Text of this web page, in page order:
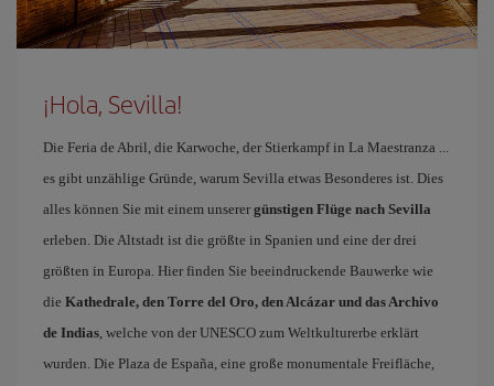
¡Hola, Sevilla!
Die Feria de Abril, die Karwoche, der Stierkampf in La Maestranza ...
es gibt unzählige Gründe, warum Sevilla etwas Besonderes ist. Dies
alles können Sie mit einem unserer günstigen Flüge nach Sevilla
erleben. Die Altstadt ist die größte in Spanien und eine der drei
größten in Europa. Hier finden Sie beeindruckende Bauwerke wie
die Kathedrale, den Torre del Oro, den Alcázar und das Archivo
de Indias, welche von der UNESCO zum Weltkulturerbe erklärt
wurden. Die Plaza de España, eine große monumentale Freifläche,